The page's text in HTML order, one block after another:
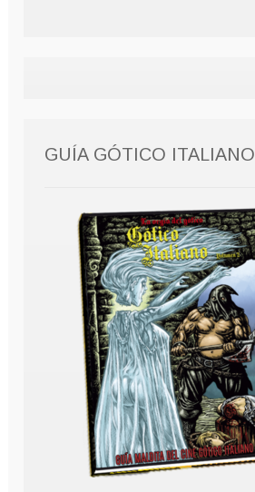
GUÍA GÓTICO